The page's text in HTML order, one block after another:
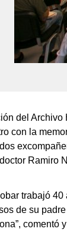
del
con la
Ramiro
trabajó
de su
comentó